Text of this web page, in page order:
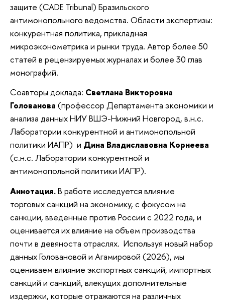
защите (CADE Tribunal) Бразильского
антимонопольного ведомства. Области экспертизы:
конкурентная политика, прикладная
микроэконометрика и рынки труда. Автор более 50
статей в рецензируемых журналах и более 30 глав
монографий.
Соавторы доклада: Светлана Викторовна
Голованова (профессор Департамента экономики и
анализа данных НИУ ВШЭ-Нижний Новгород, в.н.с.
Лаборатории конкурентной и антимонопольной
политики ИАПР) и Дина Владиславовна Корнеева
(с.н.с. Лаборатории конкурентной и
антимонопольной политики ИАПР).
Аннотация.В работе исследуется влияние
торговых санкций на экономику, с фокусом на
санкции, введенные против России с 2022 года, и
оценивается их влияние на объем производства
почти в девяноста отраслях. Используя новый набор
данных Головановой и Агамировой (2026), мы
оцениваем влияние экспортных санкций, импортных
санкций и санкций, влекущих дополнительные
издержки, которые отражаются на различных